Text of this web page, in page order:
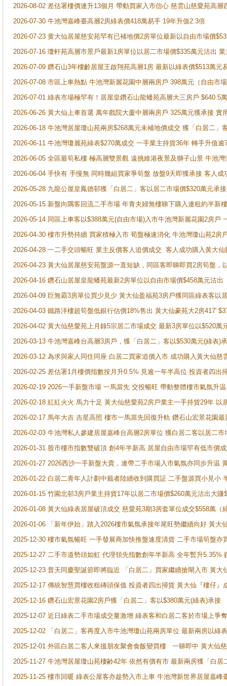
2026-08-02 差估署樓價連升13個月 帶動買家入市信心 慈雲山慈愛苑高層
2026-07-30 牛池灣嘉峰臺高層2房綠表價418萬易手 19年升值2.3倍
2026-07-23 黄大仙居屋慈安苑罕有已補地價2房單位最新以自由市場價
2026-07-16 瓊軒苑高層市景戶最新1房單位以居二市場價$335萬元沽出
2026-07-09 鑽石山3年樓齡居屋王啟翔苑高層1房 最新以綠表價$513萬元
2026-07-08 市區上車熱點 牛池灣新麗花園中層兩房戶 398萬元（自由市
2026-07-01 綠表市場極罕有！居屋皇鑽石山龍蟠苑高層大三房戶
2026-06-26 黃大仙上車首選 萬年戲院大廈中層兩房戶 325萬元獲承接 實
2026-06-18 牛池灣居屋瓊山苑兩房$268萬元未補地價成交 獲「白居二」
2026-06-11 牛池灣瓊麗苑綠表$270萬成交 一手業主持貨36年 轉手升值逾
2026-06-05 全區最筍私樓 極高層雙景觀 遠挑維港夜景及獅子山景 牛池
2026-06-04 手快有 手慢無 同時幾組買家爭筍盤 放盤9天即獲承接 客人
2026-05-28 九龍公屋皇鳳德邨獲「白居二」客以居二市場價$320萬元承接
2026-05-15 新盤向隅客回流二手市場 年青夫婦無樓睇下購入連租約半新
2026-05-14 同區上車客以$388萬元(自由市場)入市牛池灣新麗花園2房戶
2026-04-30 樓市升勢持續 買家積極入市 荀盤極速消化 牛池灣瓊山苑2房
2026-04-28 一二手交頭暢旺 業主反價客人追價成交 客人成功購入黃大
2026-04-23 黃大仙居屋慈安苑盤源一直短缺，同區客即睇即買2房筍盤，
2026-04-16 鑽石山居屋皇龍蟠苑最新2房單位以自由市場價$458萬元沽出
2026-04-09 巨無霸3房單位買少見少 黃大仙盈福苑3房戶獲同區綠表客以
2026-04-03 鐵路洋樓超筍盤低銀行估價18%售出 黃大仙豪苑大2房417'
2026-04-02 黃大仙慈愛苑上月錄5宗居二市場成交 最新3房單位以$520萬
2026-03-13 牛池灣嘉峰台高層3房戶，獲「白居二」客以$530萬元(綠表)
2026-03-12 為求與家人同住同座 白居二買家追價入市 成功購入黃大仙
2026-02-25 差估署1月樓價指數按月升0.5% 見逾一年半高位 投資者四
2026-02-19 2026一手新盤市場 一馬當先 交投暢旺 帶動整體樓市氣氛升
2026-02-18 紅紅火火 馬力十足 黃大仙慈愛苑2房戶業主一手持貨29年 以
2026-02-17 馬年大吉 吉星高照 樓市一馬當先回復升軌 鑽石山宏景花園
2026-02-03 牛池灣私人參建居屋嘉峰台高層2房單位 獲白居二客以居二市
2026-01-31 股市樓市指數雙破頂 創4年半新高 居屋自由市場罕有低市價
2026-01-27 2026西沙一手新盤大賣，連帶二手市場入市氣氛亦同步升温
2026-01-22 白居二青年人計劃中籤者陸續收到購買証 二手盤源買小見小
2026-01-15 竹園北邨3房戶業主持貨17年以居二市場價$260萬元沽出大賺
2026-01-08 黃大仙綠表居屋破頂成交 慈愛苑3期3房套單位成交$558萬（
2026-01-06 「新年伊始」踏入2026樓市氣氛承接年尾旺勢繼續向好 黃
2025-12-30 樓市氣氛暢旺 一手發展商加快推盤速度清貨 二手市場筍盤
2025-12-27 二手市道勢頭如虹 代理領先指數創年半新高 全年暫升5.35%
2025-12-23 普天同慶聖誕節即將臨近 「白居二」買家繼續搶閘入市 黃
2025-12-17 傳統智慧買樓收租磚頭保值 投資者四出掃貨 黃大仙『樓仔
2025-12-16 鑽石山宏景花園2房戶獲「白居二」客以$380萬元(綠表)承接
2025-12-07 近日綠表二手市場成交量激增 綠表客和白居二客於市場上
2025-12-02 「白居二」客再度入市牛池灣瓊山苑兩房單位 最新兩房以綠
2025-12-01 外區白居二客人來搵朋友聚會食飯變買樓 一睇即中 黃大仙
2025-11-27 牛池灣居屋瓊山苑樓齢42年 依然有價有市 最新兩房獲「白居
2025-11-25 樓市回暖 綠表公屋客亦趁勢入市上車 牛池灣新世界居屋嘉峰